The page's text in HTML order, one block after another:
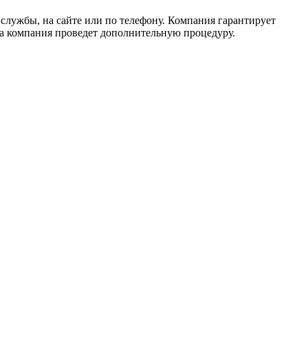
на сайте или по телефону. Компания гарантирует
компания проведет дополнительную процедуру.